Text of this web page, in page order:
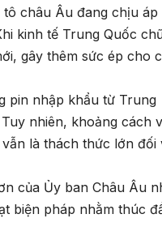
châu Âu đang chịu áp
kinh tế Trung Quốc
gây thêm sức ép cho
pin nhập khẩu từ Trung
nhiên, khoảng cách
là thách thức lớn đối
của Ủy ban Châu Âu
biện pháp nhằm thúc